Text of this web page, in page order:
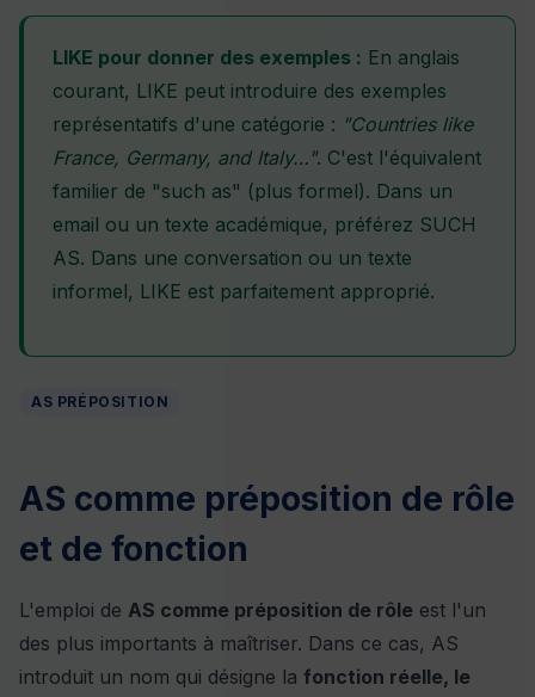
LIKE pour donner des exemples : En anglais
courant, LIKE peut introduire des exemples
représentatifs d'une catégorie : "Countries like
France, Germany, and Italy…". C'est l'équivalent
familier de "such as" (plus formel). Dans un
email ou un texte académique, préférez SUCH
AS. Dans une conversation ou un texte
informel, LIKE est parfaitement approprié.
AS PRÉPOSITION
AS comme préposition de rôle
et de fonction
L'emploi de AS comme préposition de rôle est l'un
des plus importants à maîtriser. Dans ce cas, AS
introduit un nom qui désigne la fonction réelle, le